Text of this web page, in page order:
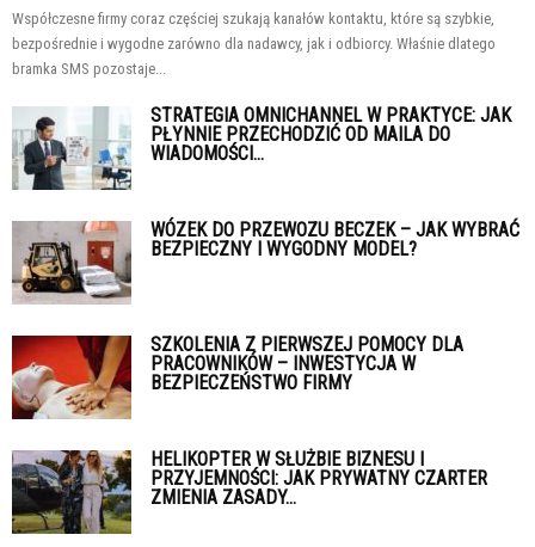
Współczesne firmy coraz częściej szukają kanałów kontaktu, które są szybkie,
bezpośrednie i wygodne zarówno dla nadawcy, jak i odbiorcy. Właśnie dlatego
bramka SMS pozostaje...
STRATEGIA OMNICHANNEL W PRAKTYCE: JAK
PŁYNNIE PRZECHODZIĆ OD MAILA DO
WIADOMOŚCI...
WÓZEK DO PRZEWOZU BECZEK – JAK WYBRAĆ
BEZPIECZNY I WYGODNY MODEL?
SZKOLENIA Z PIERWSZEJ POMOCY DLA
PRACOWNIKÓW – INWESTYCJA W
BEZPIECZEŃSTWO FIRMY
HELIKOPTER W SŁUŻBIE BIZNESU I
PRZYJEMNOŚCI: JAK PRYWATNY CZARTER
ZMIENIA ZASADY...